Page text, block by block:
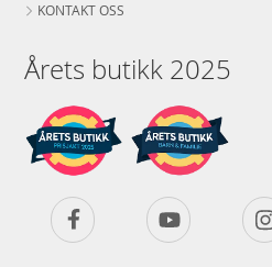
KONTAKT OSS
Årets butikk 2025